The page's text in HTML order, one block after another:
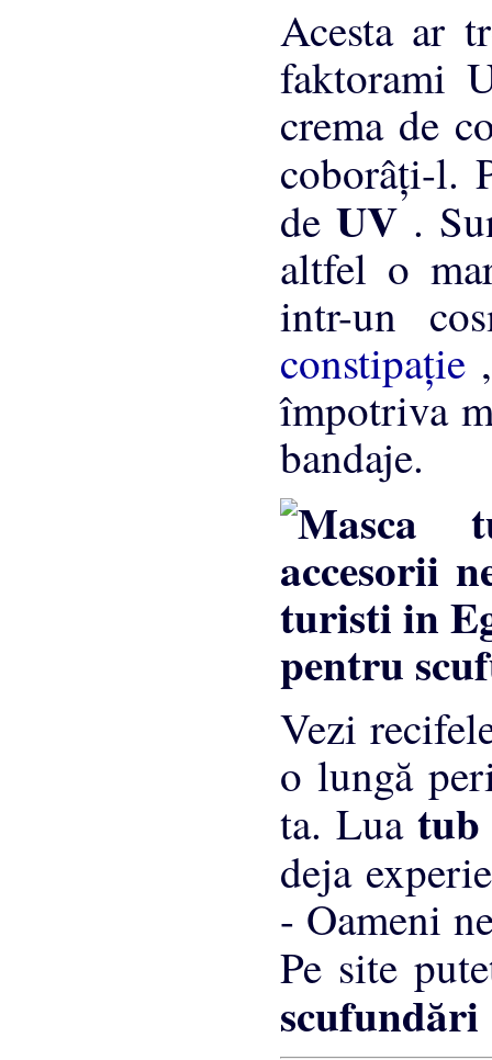
Acesta ar
faktorami
crema de
coborâţi-l.
deUV.
altfel o
intr-un
constipaţie
împotriva
bandaje.
pentru
Vezi
o lungă
ta. Lua
deja
- Oameni
Pe site
scufundări